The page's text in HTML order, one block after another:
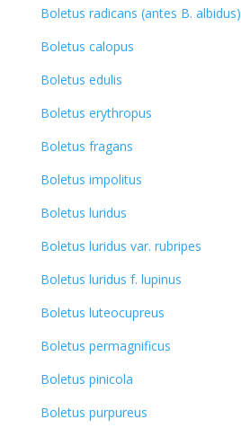
Boletus radicans (antes B. albidus)
Boletus calopus
Boletus edulis
Boletus erythropus
Boletus fragans
Boletus impolitus
Boletus luridus
Boletus luridus var. rubripes
Boletus luridus f. lupinus
Boletus luteocupreus
Boletus permagnificus
Boletus pinicola
Boletus purpureus